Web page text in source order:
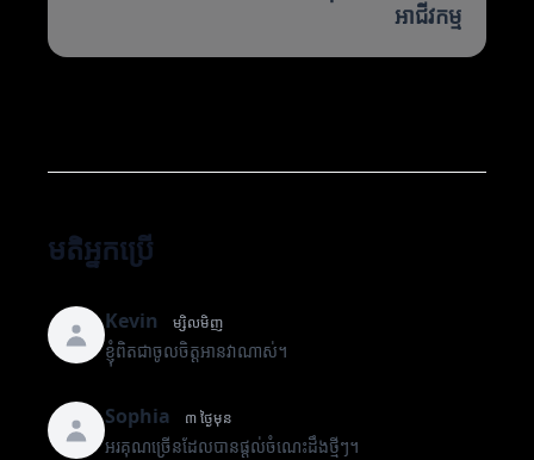
អាជីវកម្ម
មតិអ្នកប្រើ
Kevin ម្សិលមិញ
ខ្ញុំពិតជាចូលចិត្តអានវាណាស់។
Sophia ៣ ថ្ងៃមុន
អរគុណច្រើនដែលបានផ្តល់ចំណេះដឹងថ្មីៗ។